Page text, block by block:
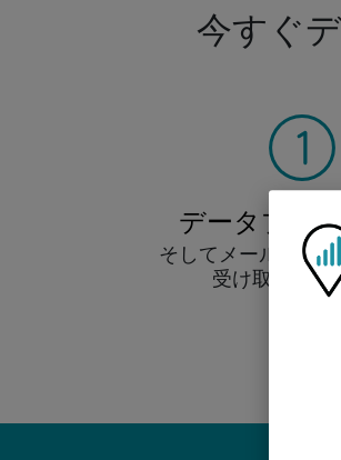
Ubigi
今すぐ
データプラ
そしてメール経由
受け取りまし
早い！